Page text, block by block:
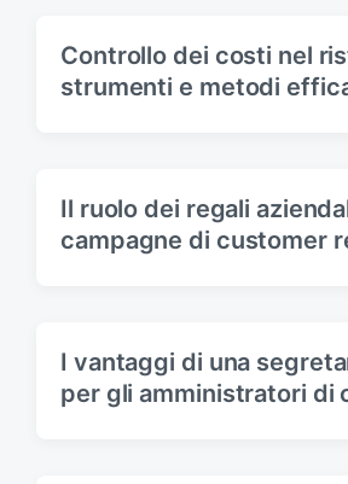
Controllo dei costi nel
strumenti e metodi
Il ruolo dei regali
campagne di customer
I vantaggi di una
per gli amministratori di